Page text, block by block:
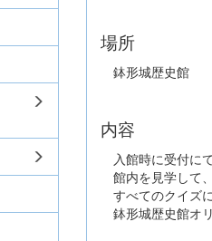
場所
鉢形城歴史館
内容
入館時に受付に
館内を見学して
すべてのクイズ
鉢形城歴史館オ